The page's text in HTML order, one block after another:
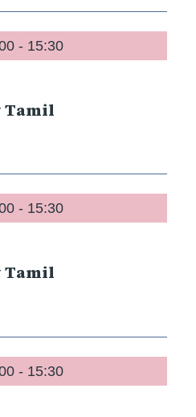
- 15:30
Tamil
- 15:30
Tamil
- 15:30